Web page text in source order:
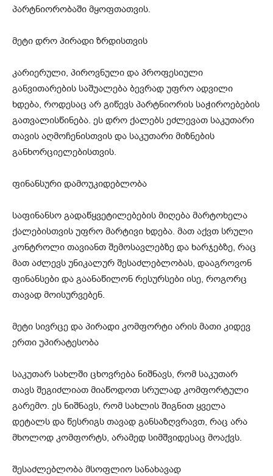
პარტნიორობაში მყოფთათვის.
მეტი დრო პირადი ზრდისთვის
კარიერული, პიროვნული და პროფესიული
განვითარების საშუალება ბევრად უფრო ადვილი
ხდება, როდესაც არ გიწევს პარტნიორის საჭიროებების
გათვალისწინება. ეს დრო ქალებს ეძლევათ საკუთარი
თავის აღმოჩენისთვის და საკუთარი მიზნების
განხორციელებისთვის.
ფინანსური დამოუკიდებლობა
საფინანსო გადაწყვეტილებების მიღება მარტოხელა
ქალებისთვის უფრო მარტივი ხდება. მათ აქვთ სრული
კონტროლი თავიანთ შემოსავლებზე და ხარჯებზე, რაც
მათ აძლევს უნიკალურ შესაძლებლობას, დააგროვონ
ფინანსები და გაანაწილონ რესურსები ისე, როგორც
თავად მოისურვებენ.
მეტი სივრცე და პირადი კომფორტი არის მათი კიდევ
ერთი უპირატესობა
საკუთარ სახლში ცხოვრება ნიშნავს, რომ საკუთარ
თავს შეგიძლიათ მიაწოდოთ სრულად კომფორტული
გარემო. ეს ნიშნავს, რომ სახლის შიგნით ყველა
დეტალს და წესრიგს თავად განსაზღვრავთ, რაც არა
მხოლოდ კომფორტს, არამედ სიმშვიდესაც მოაქვს.
შესაძლებლობა მსოფლიო სანახავად